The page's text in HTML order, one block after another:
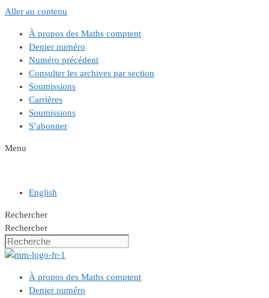
Aller au contenu
À propos des Maths comptent
Denier numéro
Numéro précédent
Consulter les archives par section
Soumissions
Carrières
Soumissions
S’abonner
Menu
English
Rechercher
Rechercher
À propos des Maths comptent
Denier numéro